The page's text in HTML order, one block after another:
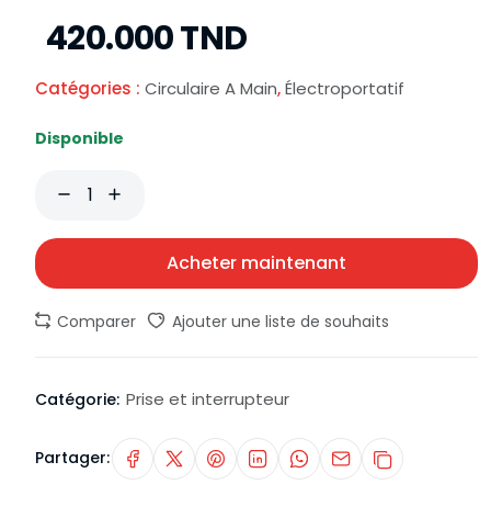
420.000 TND
Catégories : Circulaire A Main,Électroportatif
Disponible
Acheter maintenant
Comparer Ajouter une liste de souhaits
Catégorie: Prise et interrupteur
Partager: